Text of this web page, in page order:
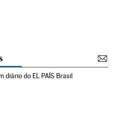
diário do EL PAÍS Brasil